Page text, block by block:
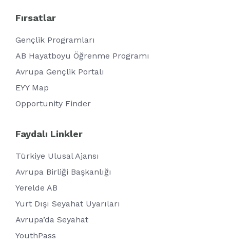
Fırsatlar
Gençlik Programları
AB Hayatboyu Öğrenme Programı
Avrupa Gençlik Portalı
EYY Map
Opportunity Finder
Faydalı Linkler
Türkiye Ulusal Ajansı
Avrupa Birliği Başkanlığı
Yerelde AB
Yurt Dışı Seyahat Uyarıları
Avrupa’da Seyahat
YouthPass